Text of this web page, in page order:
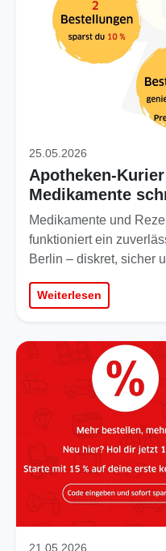
25.05.2026
Apotheken-
Medikamente
Medikamente und
funktioniert ein
Berlin – diskret, sicher
Weiterlesen
21.05.2026